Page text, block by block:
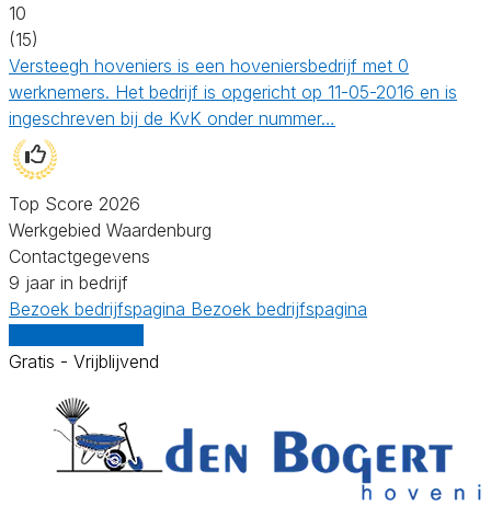
10
(15)
Versteegh hoveniers is een hoveniersbedrijf met 0
werknemers. Het bedrijf is opgericht op 11-05-2016 en is
ingeschreven bij de KvK onder nummer…
Top Score 2026
Werkgebied Waardenburg
Contactgegevens
9 jaar in bedrijf
Bezoek bedrijfspagina Bezoek bedrijfspagina
Gratis - Vrijblijvend